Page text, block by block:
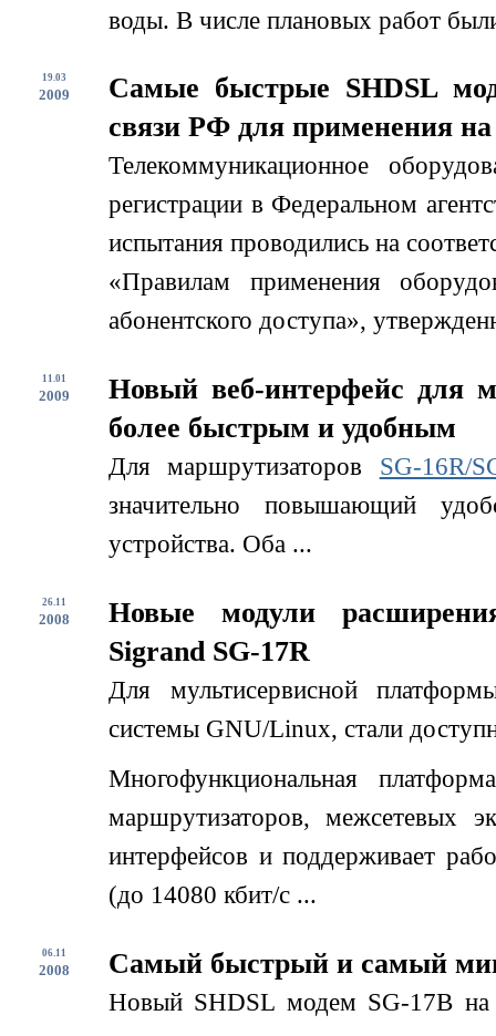
воды. В числе плановых работ
19.03
2009
Самые быстрые SHDSL
связи РФ для применения
Телекоммуникационное
регистрации в Федеральном
испытания проводились на
«Правилам применения
абонентского доступа»,
11.01
2009
Новый веб-интерфейс для
более быстрым и удобным
Для маршрутизаторов SG-16R/
значительно повышающий
устройства. Оба ...
26.11
2008
Новые модули
Sigrand SG-17R
Для мультисервисной
системы GNU/Linux, стали
Многофункциональная
маршрутизаторов, межсетевых
интерфейсов и поддерживает
(до 14080 кбит/c ...
06.11
2008 Самый быстрый и самый
Новый SHDSL модем SG-17B на